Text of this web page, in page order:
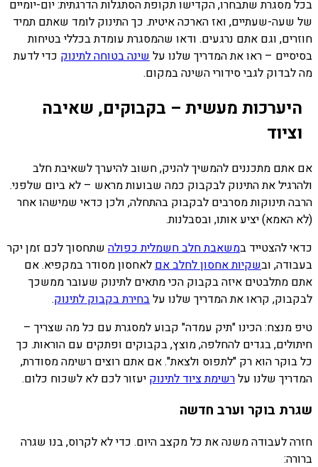
בכל מסגרת שתבחרו, הקדישו תקופת הסתגלות הדרגתית: יום-יומיים
של שעה-שעתיים, ואז הארכה איטית. כך התינוק לומד שאתם תמיד
חוזרים, וגם אתם נרגעים. ודאו שהמסגרת עומדת בכללי בטיחות
בסיסיים – ראו את המדריך שלנו על שינה בטוחה לתינוק כדי לדעת
מה לבדוק לגבי סידורי השינה במקום.
היערכות מעשית – בקבוקים, שאיבה
וציוד
אם אתם מתכננים להמשיך להניק, חשוב להיערך לשאיבת חלב
ולהרגיל את התינוק לבקבוק כמה שבועות מראש – לא ביום שלפני.
הרבה תינוקות מסרבים לבקבוק בהתחלה, ולכן כדאי שמישהו אחר
(לא האמא) יציע אותו, ובסבלנות.
כדאי להצטייד במשאבת חלב חשמלית כפולה שתחסוך לכם זמן יקר
בעבודה, ובשקיות אחסון לחלב אם לאחסון מסודר במקפיא. אם
אתם מתלבטים איזה בקבוק הכי מתאים לתינוק שעובר ממשכך
לבקבוק, קראו את המדריך שלנו עלבחירת בקבוק לתינוק.
טיפ מנצח: הכינו "תיק עמדה" קבוע למסגרת עם כל מה שצריך –
חיתולים, בגדים להחלפה, מוצץ, בקבוקים ופתקים עם הוראות. כך
כל בוקר הוא רק "לתפוס ולצאת". אם אתם רוצים רשימה מסודרת,
המדריך שלנו עלרשימת ציוד לתינוק יעזור לכם לא לשכוח כלום.
שגרת בוקר וערב חדשה
חזרה לעבודה משנה את כל מקצב היום. כדי לא לקרוס, בנו שגרה
ברורה: